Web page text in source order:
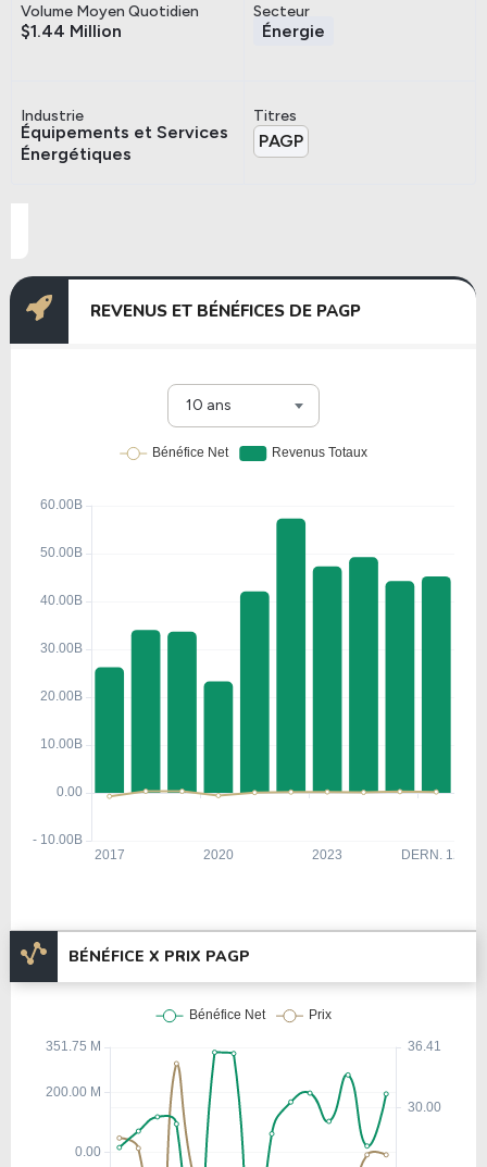
Volume Moyen Quotidien
$1.44 Million
Secteur
Énergie
Industrie
Équipements et Services
Énergétiques
Titres
PAGP
REVENUS ET BÉNÉFICES DE PAGP
10 ans
BÉNÉFICE X PRIX PAGP